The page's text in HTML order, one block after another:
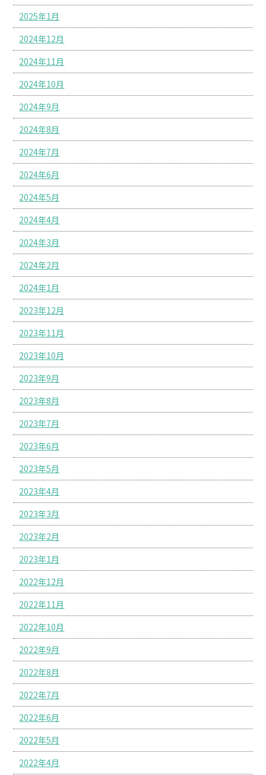
2025年1月
2024年12月
2024年11月
2024年10月
2024年9月
2024年8月
2024年7月
2024年6月
2024年5月
2024年4月
2024年3月
2024年2月
2024年1月
2023年12月
2023年11月
2023年10月
2023年9月
2023年8月
2023年7月
2023年6月
2023年5月
2023年4月
2023年3月
2023年2月
2023年1月
2022年12月
2022年11月
2022年10月
2022年9月
2022年8月
2022年7月
2022年6月
2022年5月
2022年4月